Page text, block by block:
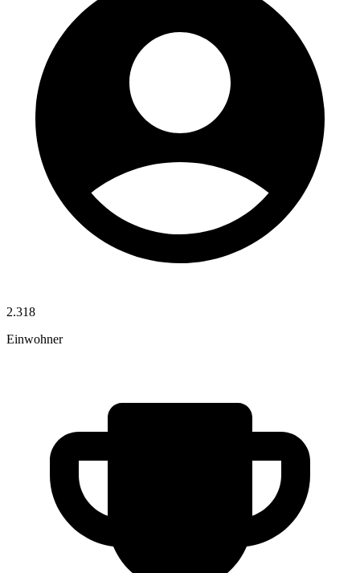
2.318
Einwohner